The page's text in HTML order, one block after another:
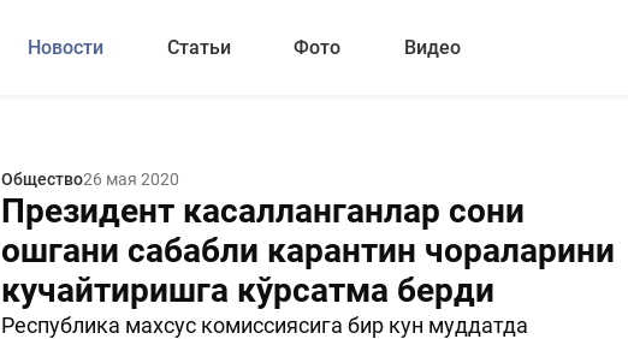
Новости Статьи Фото Видео
Общество26 мая 2020
Президент касалланганлар сони
ошгани сабабли карантин чораларини
кучайтиришга кўрсатма берди
Республика махсус комиссиясига бир кун муддатда